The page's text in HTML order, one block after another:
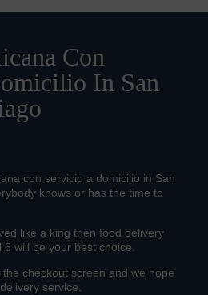
Con
In San
con servicio a domicilio in San
knows or has the time to
like a king then food delivery
will be your best choice.
checkout screen and we hope
service.